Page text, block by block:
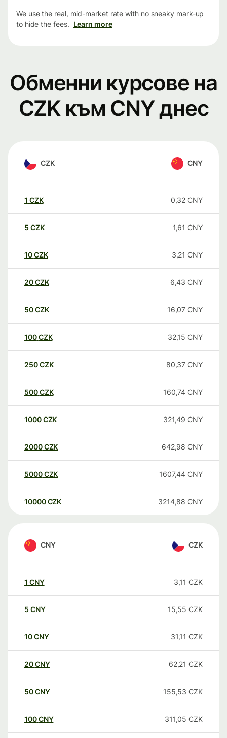
We use the real, mid-market rate with no sneaky mark-up
to hide the fees. Learn more
Обменни курсове на
CZK към CNY днес
CZK CNY
1 CZK 0,32 CNY
5 CZK 1,61 CNY
10CZK 3,21 CNY
20CZK 6,43 CNY
50CZK 16,07 CNY
100CZK 32,15 CNY
250CZK 80,37 CNY
500CZK 160,74 CNY
1000CZK 321,49 CNY
2000CZK 642,98 CNY
5000CZK 1607,44 CNY
10000 CZK 3214,88 CNY
CNY CZK
1 CNY 3,11 CZK
5 CNY 15,55 CZK
10CNY 31,11 CZK
20CNY 62,21 CZK
50CNY 155,53 CZK
100CNY 311,05 CZK